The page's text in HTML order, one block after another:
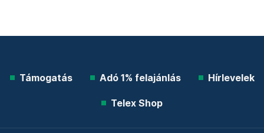
Támogatás Adó 1% felajánlás Hírlevelek
Telex Shop